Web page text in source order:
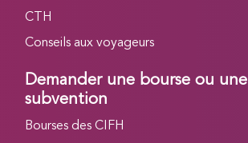
CTH
Conseils aux voyageurs
Demander une bourse ou une
subvention
Bourses des CIFH